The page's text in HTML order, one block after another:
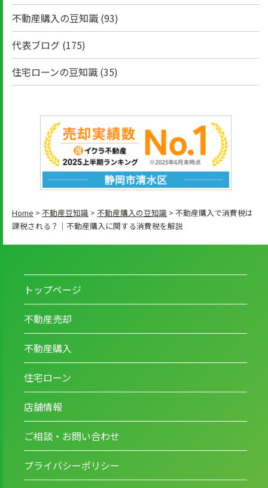
不動産購入の豆知識 (93)
代表ブログ (175)
住宅ローンの豆知識 (35)
Home > 不動産豆知識 > 不動産購入の豆知識 > 不動産購入で消費税は
課税される？｜不動産購入に関する消費税を解説
トップページ
不動産売却
不動産購入
住宅ローン
店舗情報
ご相談・お問い合わせ
プライバシーポリシー